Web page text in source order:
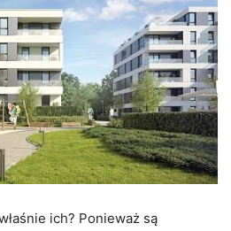
ich? Ponieważ są